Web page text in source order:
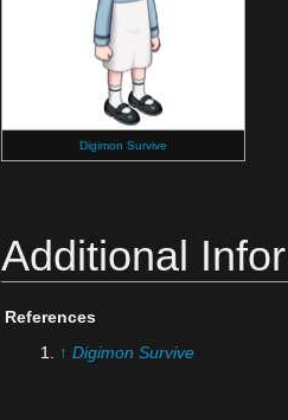
彼女が元に戻る
だから、僕は諦
主が数百年も待ち
『水無瀬』の力を
でも、僕にはミユ
特別な存在だとは
Digimon Survive
Additional
References
↑ Digimon Survive